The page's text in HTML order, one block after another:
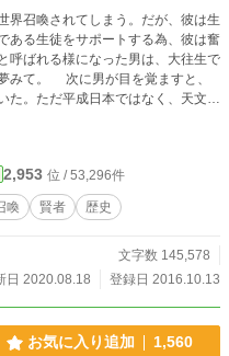
召喚されてしまう。だが、彼は生
ある生徒をサポートする為、彼は奮
呼ばれる様になった男は、大往生で
ますと、
た。ただ平成日本ではなく、天文年
2,953 位 / 53,296件
喚 賢者 歴史
文字数 145,578
日 2020.08.18
登録日 2016.10.13
お気に入り追加 1,560